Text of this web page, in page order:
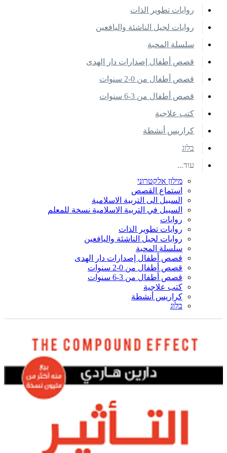
روايات تطوير الذات
روايات لجيل الناشئة واليافعين
سلسلة المحبة
قصص أطفال إصدارات دار الهدى
قصص أطفال من 0-2 سنوات
قصص أطفال من 3-6 سنوات
كتب علاجية
كراريس أنشطة
בלוג
עוד...
מילון אלקטרוני
استماع القصص
السبيل الى التربية الاسلامية
السبيل في التربية الاسلامية نسخة للمعلم
روايات
روايات تطوير الذات
روايات لجيل الناشئة واليافعين
سلسلة المحبة
قصص أطفال إصدارات دار الهدى
قصص أطفال من 0-2 سنوات
قصص أطفال من 3-6 سنوات
كتب علاجية
كراريس أنشطة
בלוג